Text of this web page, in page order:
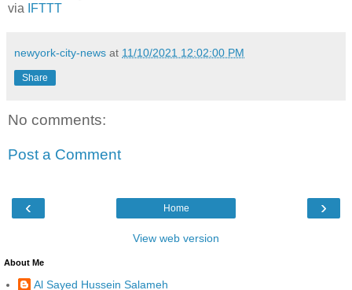
via
IFTTT
newyork-city-news at 11/10/2021 12:02:00 PM
Share
No comments:
Post a Comment
‹ ›
Home
View web version
About Me
Al Sayed Hussein Salameh